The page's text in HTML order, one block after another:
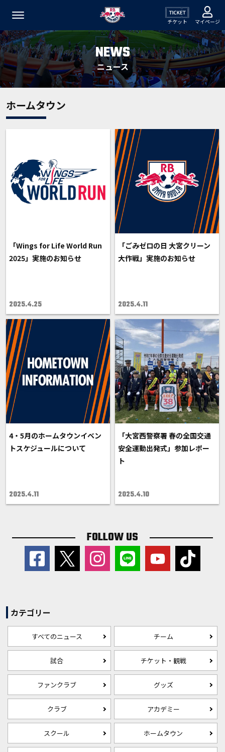
チケット マイページ
NEWS
ニュース
ホームタウン
「Wings for Life World Run
2025」実施のお知らせ
2025.4.25
「ごみゼロの日 大宮クリーン
大作戦」実施のお知らせ
2025.4.11
4・5月のホームタウンイベン
トスケジュールについて
2025.4.11
「大宮西警察署 春の全国交通
安全運動出発式」参加レポー
ト
2025.4.10
FOLLOW US
カテゴリー
すべてのニュース チーム
試合 チケット・観戦
ファンクラブ グッズ
クラブ アカデミー
スクール ホームタウン